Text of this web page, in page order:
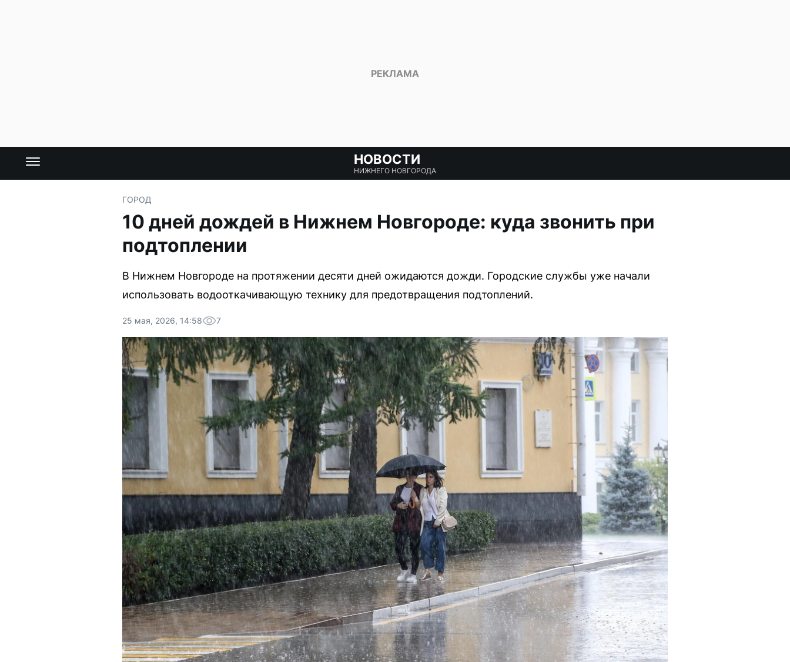
НОВОСТИ
НИЖНЕГО НОВГОРОДА
ГОРОД
10 дней дождей в Нижнем Новгороде: куда звонить при
подтоплении
В Нижнем Новгороде на протяжении десяти дней ожидаются дожди. Городские службы уже начали
использовать водооткачивающую технику для предотвращения подтоплений.
25 мая, 2026, 14:58 7